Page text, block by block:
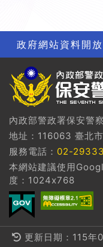
政府網站資料開
內政部警政署保安警
地址：116063 臺北
服務電話： 02-
本網站建議使用
度：1024x768
更新日期：115年